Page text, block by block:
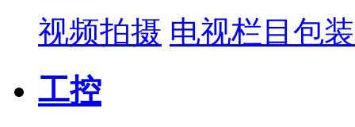
视频拍摄 电视栏目包装
工控